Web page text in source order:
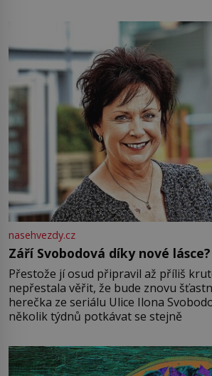
Jsme spolu moc rádi Tehdy byla jiná
nasehvezdy.cz
Září Svobodová díky nové lásce?
Přestože jí osud připravil až příliš
nepřestala věřit, že bude znovu šťastná.
herečka ze seriálu Ulice Ilona
několik týdnů potkávat se stejně